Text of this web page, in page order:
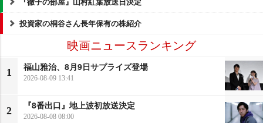
投資家の桐谷さん長年保有の株紹介
映画ニュースランキング
1
福山雅治、8月9日サプライズ登場
2026-08-09 13:41
2
『8番出口』地上波初放送決定
2026-08-08 08:00